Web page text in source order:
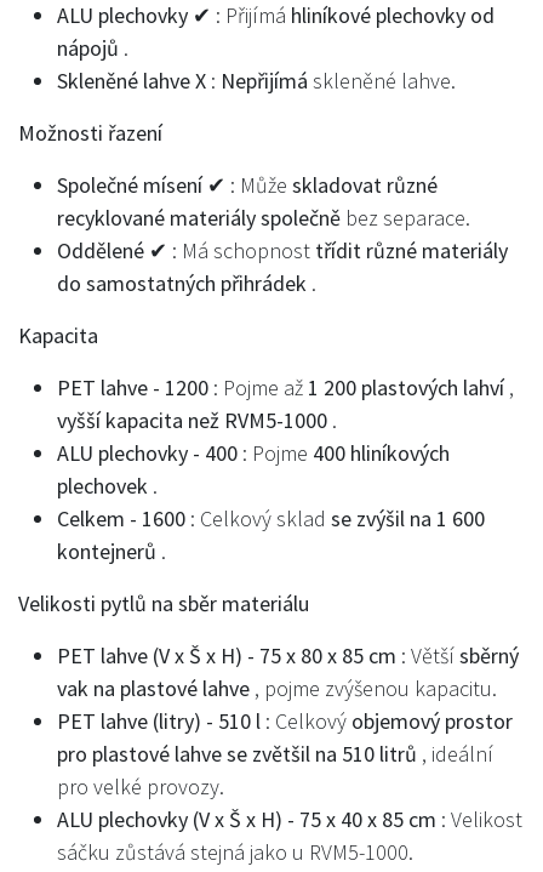
ALU plechovky ✔ : Přijímá hliníkové plechovky od
nápojů .
Skleněné lahve X : Nepřijímá skleněné lahve.
Možnosti řazení
Společné mísení ✔ : Může skladovat různé
recyklované materiály společně bez separace.
Oddělené ✔ : Má schopnost třídit různé materiály
do samostatných přihrádek .
Kapacita
PET lahve - 1200 : Pojme až 1 200 plastových lahví,
vyšší kapacita než RVM5-1000 .
ALU plechovky - 400 : Pojme 400 hliníkových
plechovek .
Celkem - 1600 : Celkový sklad se zvýšil na 1 600
kontejnerů .
Velikosti pytlů na sběr materiálu
PET lahve (V x Š x H) - 75 x 80 x 85 cm : Většísběrný
vak na plastové lahve , pojme zvýšenou kapacitu.
PET lahve (litry) - 510 l : Celkový objemový prostor
pro plastové lahve se zvětšil na 510 litrů , ideální
pro velké provozy.
ALU plechovky (V x Š x H) - 75 x 40 x 85 cm : Velikost
sáčku zůstává stejná jako u RVM5-1000.